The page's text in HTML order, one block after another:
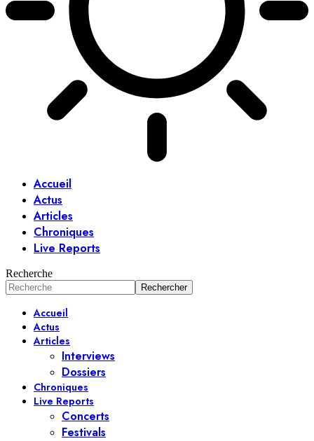
Accueil
Actus
Articles
Chroniques
Live Reports
Recherche
Accueil
Actus
Articles
Interviews
Dossiers
Chroniques
Live Reports
Concerts
Festivals